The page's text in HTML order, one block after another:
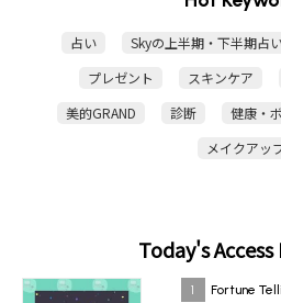
占い Skyの上半期・下半期占
プレゼント
スキンケア
美的GRAND
診断
健康・
メイクアッ
Today's
1 Fortune